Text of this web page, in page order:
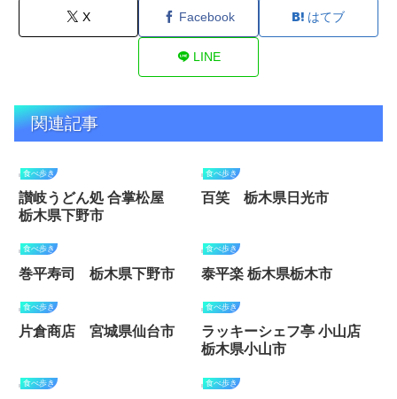
X Facebook はてブ
LINE
関連記事
食べ歩き
讃岐うどん処 合掌松屋
栃木県下野市
食べ歩き
百笑 栃木県日光市
食べ歩き
巻平寿司 栃木県下野市
食べ歩き
泰平楽 栃木県栃木市
食べ歩き
片倉商店 宮城県仙台市
食べ歩き
ラッキーシェフ亭 小山店
栃木県小山市
食べ歩き 食べ歩き